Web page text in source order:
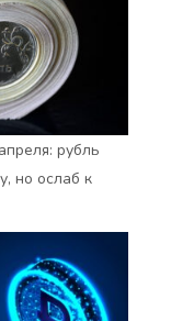
рубль
но ослаб к